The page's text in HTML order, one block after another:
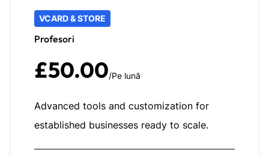
VCARD & STORE
Profesori
£50.00/Pe lună
Advanced tools and customization for
established businesses ready to scale.